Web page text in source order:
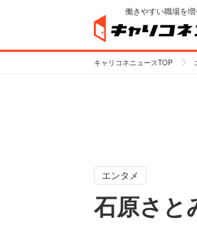
働きやすい職場を増
キャリコネニュースTOP
エンタメ
石原さと